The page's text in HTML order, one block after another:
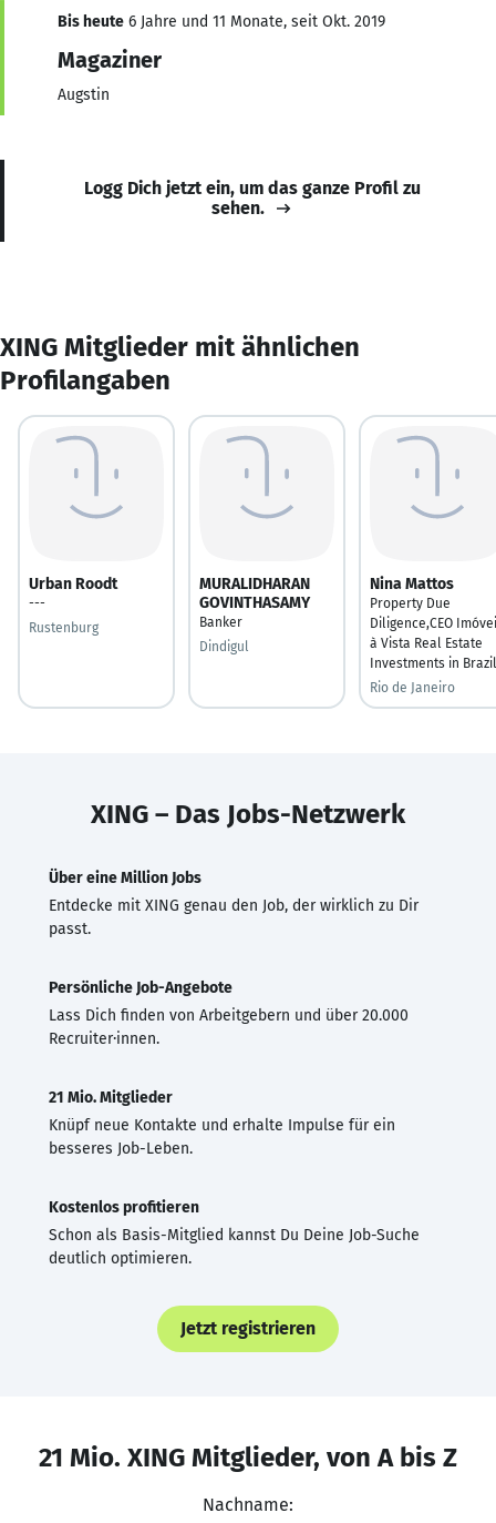
Bis heute 6 Jahre und 11 Monate, seit Okt. 2019
Magaziner
Augstin
Logg Dich jetzt ein, um das ganze Profil zu
sehen.
XING Mitglieder mit ähnlichen
Profilangaben
Urban Roodt
---
Rustenburg
MURALIDHARAN
GOVINTHASAMY
Banker
Dindigul
Nina Mattos
Property Due
Diligence,CEO
à Vista Real Estate
Investments in Brazil
Rio de Janeiro
XING – Das Jobs-Netzwerk
Über eine Million Jobs
Entdecke mit XING genau den Job, der wirklich zu Dir
passt.
Persönliche Job-Angebote
Lass Dich finden von Arbeitgebern und über 20.000
Recruiter·innen.
21 Mio. Mitglieder
Knüpf neue Kontakte und erhalte Impulse für ein
besseres Job-Leben.
Kostenlos profitieren
Schon als Basis-Mitglied kannst Du Deine Job-Suche
deutlich optimieren.
Jetzt registrieren
21 Mio. XING Mitglieder, von A bis Z
Nachname: